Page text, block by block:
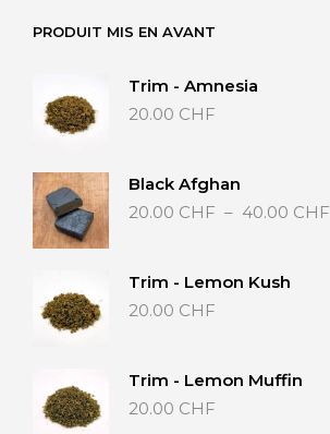
PRODUIT MIS EN AVANT
Trim - Amnesia
20.00 CHF
Black Afghan
20.00 CHF – 40.00 CHF
Trim - Lemon Kush
20.00 CHF
Trim - Lemon Muffin
20.00 CHF